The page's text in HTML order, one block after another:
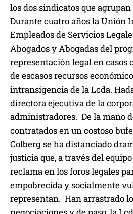
los dos sindicatos que
Durante cuatro años la Unión
Empleados de Servicios
Abogados y Abogadas del
representación legal en casos
de escasos recursos
intransigencia de la Lcda.
directora ejecutiva de la
administradores. De la mano
contratados en un costoso
Colberg se ha distanciado
justicia que, a través del
reclama en los foros legales
empobrecida y socialmente
representan. Han arrastrado